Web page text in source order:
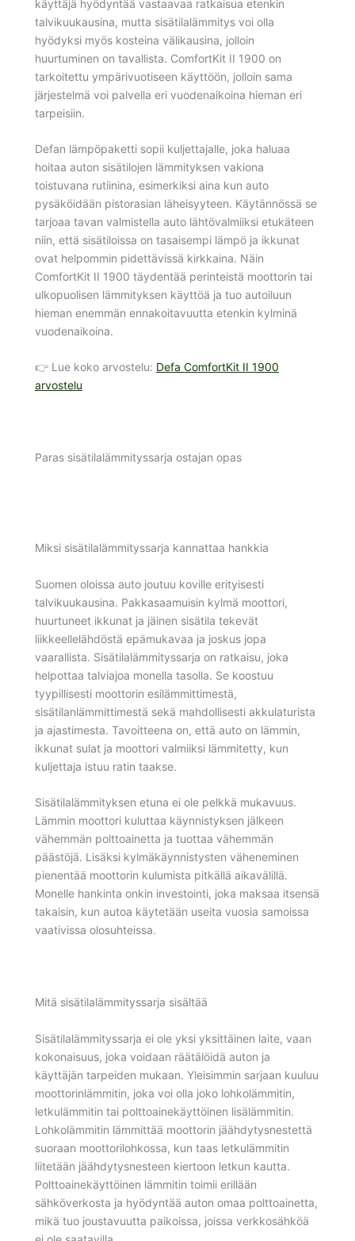
käyttäjä hyödyntää vastaavaa ratkaisua etenkin
talvikuukausina, mutta sisätilalämmitys voi olla
hyödyksi myös kosteina välikausina, jolloin
huurtuminen on tavallista. ComfortKit II 1900 on
tarkoitettu ympärivuotiseen käyttöön, jolloin sama
järjestelmä voi palvella eri vuodenaikoina hieman eri
tarpeisiin.
Defan lämpöpaketti sopii kuljettajalle, joka haluaa
hoitaa auton sisätilojen lämmityksen vakiona
toistuvana rutiinina, esimerkiksi aina kun auto
pysäköidään pistorasian läheisyyteen. Käytännössä se
tarjoaa tavan valmistella auto lähtövalmiiksi etukäteen
niin, että sisätiloissa on tasaisempi lämpö ja ikkunat
ovat helpommin pidettävissä kirkkaina. Näin
ComfortKit II 1900 täydentää perinteistä moottorin tai
ulkopuolisen lämmityksen käyttöä ja tuo autoiluun
hieman enemmän ennakoitavuutta etenkin kylminä
vuodenaikoina.
👉 Lue koko arvostelu: Defa ComfortKit II 1900
arvostelu
Paras sisätilalämmityssarja ostajan opas
Miksi sisätilalämmityssarja kannattaa hankkia
Suomen oloissa auto joutuu koville erityisesti
talvikuukausina. Pakkasaamuisin kylmä moottori,
huurtuneet ikkunat ja jäinen sisätila tekevät
liikkeellelähdöstä epämukavaa ja joskus jopa
vaarallista. Sisätilalämmityssarja on ratkaisu, joka
helpottaa talviajoa monella tasolla. Se koostuu
tyypillisesti moottorin esilämmittimestä,
sisätilanlämmittimestä sekä mahdollisesti akkulaturista
ja ajastimesta. Tavoitteena on, että auto on lämmin,
ikkunat sulat ja moottori valmiiksi lämmitetty, kun
kuljettaja istuu ratin taakse.
Sisätilalämmityksen etuna ei ole pelkkä mukavuus.
Lämmin moottori kuluttaa käynnistyksen jälkeen
vähemmän polttoainetta ja tuottaa vähemmän
päästöjä. Lisäksi kylmäkäynnistysten väheneminen
pienentää moottorin kulumista pitkällä aikavälillä.
Monelle hankinta onkin investointi, joka maksaa itsensä
takaisin, kun autoa käytetään useita vuosia samoissa
vaativissa olosuhteissa.
Mitä sisätilalämmityssarja sisältää
Sisätilalämmityssarja ei ole yksi yksittäinen laite, vaan
kokonaisuus, joka voidaan räätälöidä auton ja
käyttäjän tarpeiden mukaan. Yleisimmin sarjaan kuuluu
moottorinlämmitin, joka voi olla joko lohkolämmitin,
letkulämmitin tai polttoainekäyttöinen lisälämmitin.
Lohkolämmitin lämmittää moottorin jäähdytysnestettä
suoraan moottorilohkossa, kun taas letkulämmitin
liitetään jäähdytysnesteen kiertoon letkun kautta.
Polttoainekäyttöinen lämmitin toimii erillään
sähköverkosta ja hyödyntää auton omaa polttoainetta,
mikä tuo joustavuutta paikoissa, joissa verkkosähköä